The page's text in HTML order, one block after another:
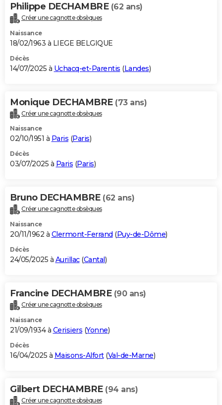
Philippe DECHAMBRE (62 ans)
Créer une cagnotte obsèques
Naissance
18/02/1963 à LIEGE BELGIQUE
Décès
14/07/2025 à Uchacq-et-Parentis (Landes)
Monique DECHAMBRE (73 ans)
Créer une cagnotte obsèques
Naissance
02/10/1951 à Paris (Paris)
Décès
03/07/2025 à Paris (Paris)
Bruno DECHAMBRE (62 ans)
Créer une cagnotte obsèques
Naissance
20/11/1962 à Clermont-Ferrand (Puy-de-Dôme)
Décès
24/05/2025 à Aurillac(Cantal )
Francine DECHAMBRE (90 ans)
Créer une cagnotte obsèques
Naissance
21/09/1934 à Cerisiers (Yonne)
Décès
16/04/2025 à Maisons-Alfort(Val-de-Marne)
Gilbert DECHAMBRE (94 ans)
Créer une cagnotte obsèques